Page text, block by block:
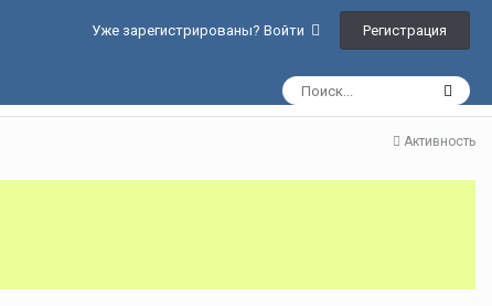
Уже зарегистрированы? Войти Регистрация
Активность